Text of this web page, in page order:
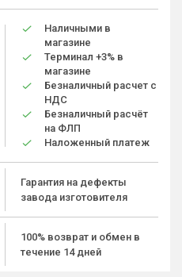
Наличными в
магазине
Терминал +3% в
магазине
Безналичный расчет с
НДС
Безналичный расчёт
на ФЛП
Наложенный платеж
Гарантия на дефекты
завода изготовителя
100% возврат и обмен в
течение 14 дней